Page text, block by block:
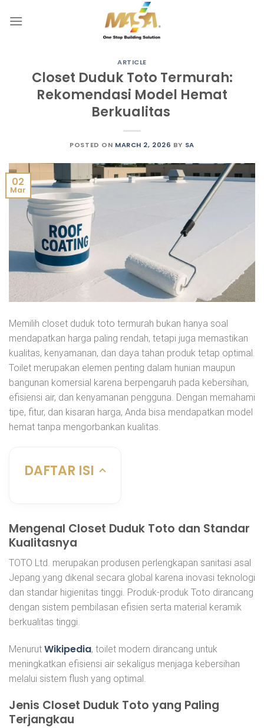
ARTICLE
Closet Duduk Toto Termurah:
Rekomendasi Model Hemat
Berkualitas
POSTED ON MARCH 2, 2026 BY SA
02
Mar
Memilih closet duduk toto termurah bukan hanya soal
mendapatkan harga paling rendah, tetapi juga memastikan
kualitas, kenyamanan, dan daya tahan produk tetap optimal.
Toilet merupakan elemen penting dalam hunian maupun
bangunan komersial karena berpengaruh pada kebersihan,
efisiensi air, dan kenyamanan pengguna. Dengan memahami
tipe, fitur, dan kisaran harga, Anda bisa mendapatkan model
hemat tanpa mengorbankan kualitas.
DAFTAR ISI
Mengenal Closet Duduk Toto dan Standar
Kualitasnya
TOTO Ltd. merupakan produsen perlengkapan sanitasi asal
Jepang yang dikenal secara global karena inovasi teknologi
dan standar higienitas tinggi. Produk-produk Toto dirancang
dengan sistem pembilasan efisien serta material keramik
berkualitas tinggi.
Menurut Wikipedia, toilet modern dirancang untuk
meningkatkan efisiensi air sekaligus menjaga kebersihan
melalui sistem flush yang optimal.
Jenis Closet Duduk Toto yang Paling
Terjangkau